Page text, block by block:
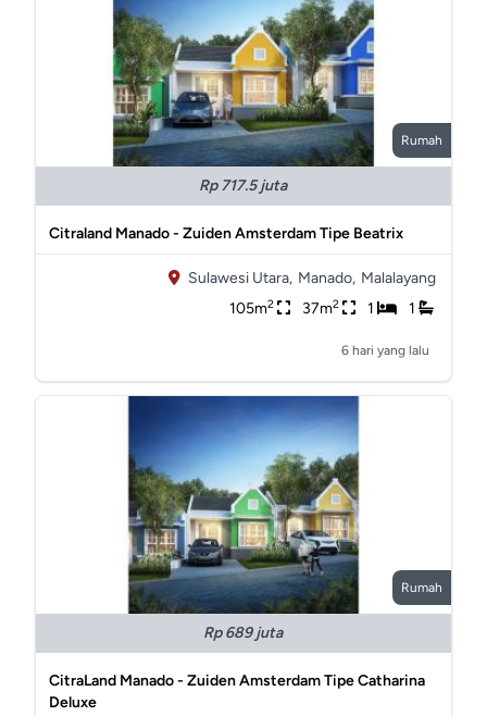
Rumah
Rp 717.5 juta
Citraland Manado - Zuiden Amsterdam Tipe Beatrix
Sulawesi Utara, Manado, Malalayang
105m2 37m2 1 1
6 hari yang lalu
Rumah
Rp 689 juta
CitraLand Manado - Zuiden Amsterdam Tipe Catharina
Deluxe